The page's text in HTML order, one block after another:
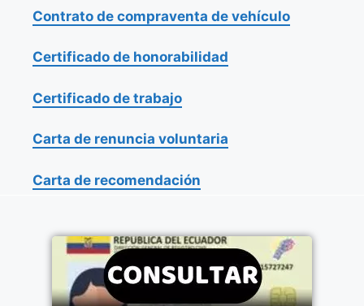
Contrato de compraventa de vehículo
Certificado de honorabilidad
Certificado de trabajo
Carta de renuncia voluntaria
Carta de recomendación